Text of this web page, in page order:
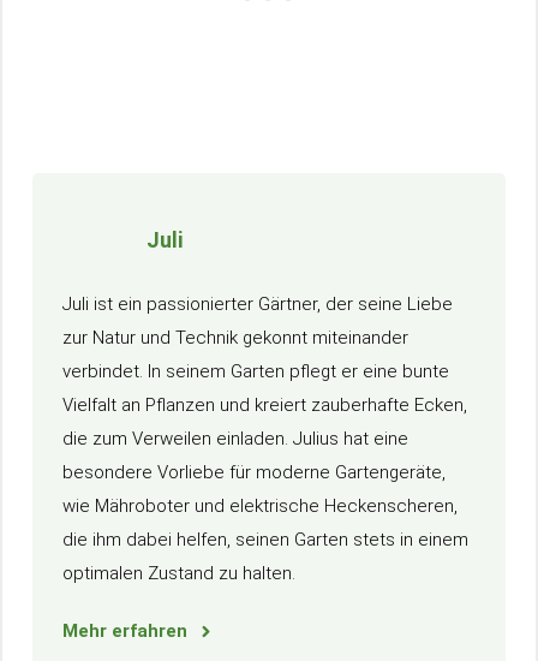
Juli
Juli ist ein passionierter Gärtner, der seine Liebe
zur Natur und Technik gekonnt miteinander
verbindet. In seinem Garten pflegt er eine bunte
Vielfalt an Pflanzen und kreiert zauberhafte Ecken,
die zum Verweilen einladen. Julius hat eine
besondere Vorliebe für moderne Gartengeräte,
wie Mähroboter und elektrische Heckenscheren,
die ihm dabei helfen, seinen Garten stets in einem
optimalen Zustand zu halten.
Mehr erfahren